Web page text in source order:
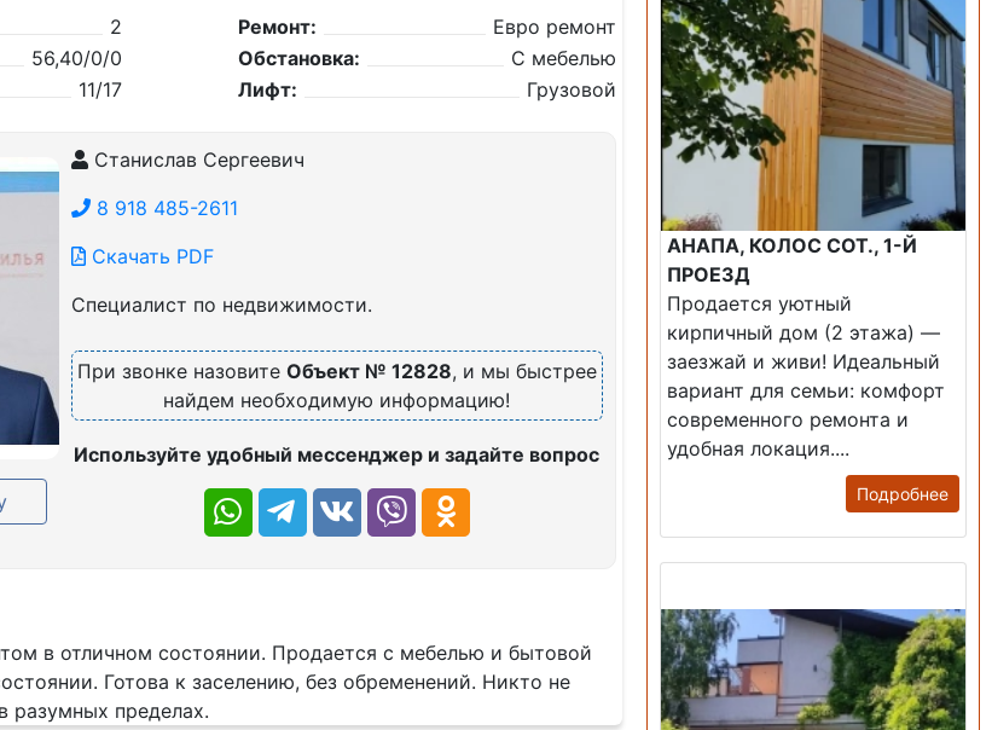
2
56,40/0/0
11/17
Ремонт:
Евро ремонт
Обстановка:
С мебелью
Лифт:
Грузовой
Станислав Сергеевич
8 918 485-2611
Скачать PDF
Специалист по недвижимости.
При звонке назовите Объект № 12828, и мы быстрее
найдем необходимую информацию!
Используйте удобный мессенджер и задайте вопрос
в отличном состоянии. Продается с мебелью и бытовой
Готова к заселению, без обременений. Никто не
разумных пределах.
АНАПА, КОЛОС СОТ., 1-Й
ПРОЕЗД
Продается уютный
кирпичный дом (2 этажа) —
заезжай и живи! ​Идеальный
вариант для семьи: комфорт
современного ремонта и
удобная локация....
Подробнее